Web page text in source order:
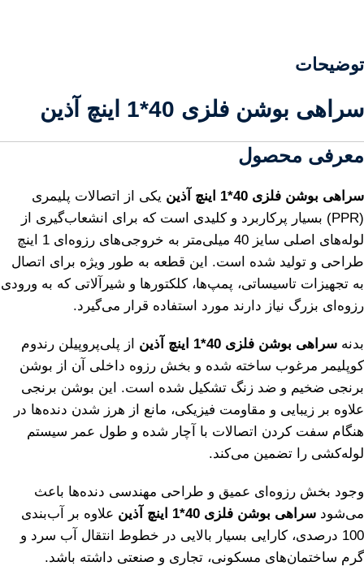
توضیحات
سراهی بوشن فلزی 40*1 اینچ آذین
معرفی محصول
سراهی بوشن فلزی 40*1 اینچ آذین
یکی از اتصالات پلیمری
(PPR) بسیار پرکاربرد و کلیدی است که برای انشعاب‌گیری از
لوله‌های اصلی سایز 40 میلی‌متر به خروجی‌های رزوه‌ای 1 اینچ
طراحی و تولید شده است. این قطعه به طور ویژه برای اتصال
به تجهیزات تاسیساتی، پمپ‌ها، کلکتورها و شیرآلاتی که به ورودی
رزوه‌ای بزرگ نیاز دارند مورد استفاده قرار می‌گیرد.
بدنه سراهی بوشن فلزی 40*1 اینچ آذین
از پلی‌پروپیلن رندوم
کوپلیمر مرغوب ساخته شده و بخش رزوه داخلی آن از بوشن
برنجی ضخیم و ضد زنگ تشکیل شده است. این بوشن برنجی
علاوه بر زیبایی و مقاومت فیزیکی، مانع از هرز شدن دنده‌ها در
هنگام سفت کردن اتصالات با آچار شده و طول عمر سیستم
لوله‌کشی را تضمین می‌کند.
وجود بخش رزوه‌ای عمیق و طراحی مهندسی دنده‌ها باعث
می‌شود سراهی بوشن فلزی 40*1 اینچ آذین
علاوه بر آب‌بندی
100 درصدی، کارایی بسیار بالایی در خطوط انتقال آب سرد و
گرم ساختمان‌های مسکونی، تجاری و صنعتی داشته باشد.